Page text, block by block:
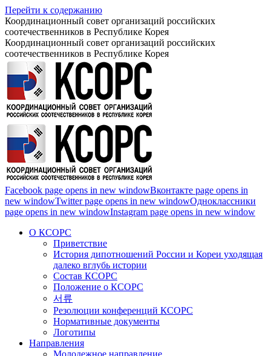
Перейти к содержанию
Координационный совет организаций российских
соотечественников в Республике Корея
Координационный совет организаций российских
соотечественников в Республике Корея
Facebook page opens in new windowВконтакте page opens in
new windowTwitter page opens in new windowОдноклассники
page opens in new windowInstagram page opens in new window
О КСОРС
Приветствие
История дипотношений России и Кореи уходящая
далеко вглубь истории
Состав КСОРС
Положение о КСОРС
서류
Резолюции конференций КСОРС
Нормативные документы
Логотипы
Направления
Молодежное направление